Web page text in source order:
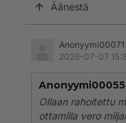
Äänestä
Anonyymi00071
2026-07-07
Anonyymi00055
Ollaan rahoitettu
ottamilla vero